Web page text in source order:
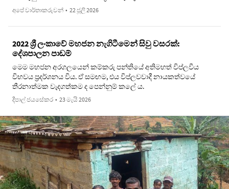
අපේ වාර්තාකරුවන් • 22 ජූලි 2026
2022 ශ්‍රී ලංකාවේ මහජන නැගිටීමෙන් සිවු වසරක්:
දේශපාලන පාඩම්
මෙම මහජන අරගලයෙන් කම්කරු පන්තියේ අතිමහත් විප්ලවීය
විභවය ප්‍රදර්ශනය විය. ඒ සමඟම, එය විප්ලවවාදී නායකත්වයේ
තීරනාත්මක වැදගත්කම ද පෙන්නුම් කලේ ය.
දීපාල් ජයසේකර • 23 මැයි 2026